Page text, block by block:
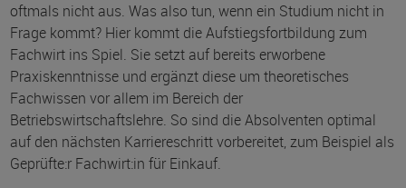
oftmals nicht aus. Was also tun, wenn ein Studium nicht in
Frage kommt? Hier kommt die Aufstiegsfortbildung zum
Fachwirt ins Spiel. Sie setzt auf bereits erworbene
Praxiskenntnisse und ergänzt diese um theoretisches
Fachwissen vor allem im Bereich der
Betriebswirtschaftslehre. So sind die Absolventen optimal
auf den nächsten Karriereschritt vorbereitet, zum Beispiel als
Geprüfte:r Fachwirt:in für Einkauf.